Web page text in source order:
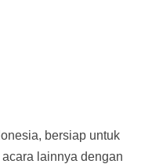
bersiap untuk
lainnya dengan